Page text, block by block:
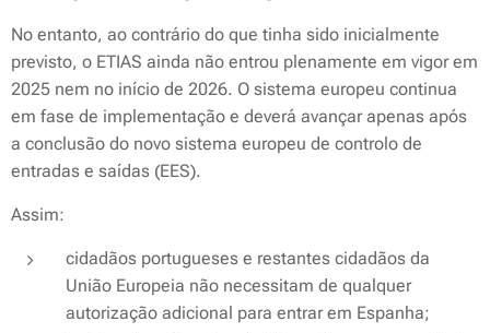
No entanto, ao contrário do que tinha sido inicialmente
previsto, o ETIAS ainda não entrou plenamente em vigor em
2025 nem no início de 2026. O sistema europeu continua
em fase de implementação e deverá avançar apenas após
a conclusão do novo sistema europeu de controlo de
entradas e saídas (EES).
Assim:
cidadãos portugueses e restantes cidadãos da
União Europeia não necessitam de qualquer
autorização adicional para entrar em Espanha;